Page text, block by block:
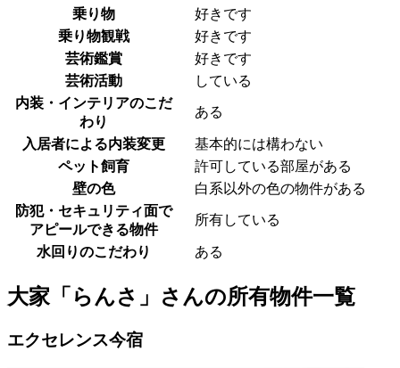
乗り物
好きです
乗り物観戦
好きです
芸術鑑賞
好きです
芸術活動
している
内装・インテリアのこだ
わり
ある
入居者による内装変更
基本的には構わない
ペット飼育
許可している部屋がある
壁の色
白系以外の色の物件がある
防犯・セキュリティ面で
アピールできる物件
所有している
水回りのこだわり ある
大家「らんさ」さんの所有物件一覧
エクセレンス今宿